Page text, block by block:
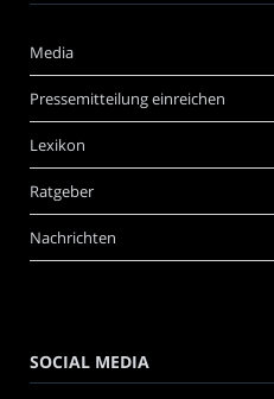
Media
Pressemitteilung einreichen
Lexikon
Ratgeber
Nachrichten
SOCIAL MEDIA